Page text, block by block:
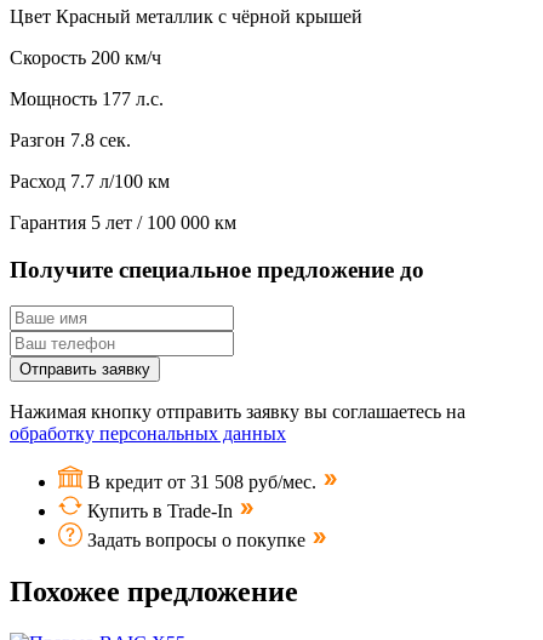
Цвет Красный металлик с чёрной крышей
Скорость 200 км/ч
Мощность 177 л.с.
Разгон 7.8 сек.
Расход 7.7 л/100 км
Гарантия 5 лет / 100 000 км
Получите специальное предложение до
Отправить заявку
Нажимая кнопку отправить заявку вы соглашаетесь на
обработку персональных данных
В кредит от 31 508 руб/мес.
Купить в Trade-In
Задать вопросы о покупке
Похожее предложение